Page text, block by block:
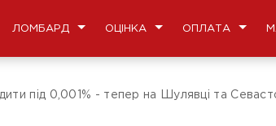
ЛОМБАРД ОЦІНКА ОПЛАТА
під 0,001% - тепер на Шулявці та